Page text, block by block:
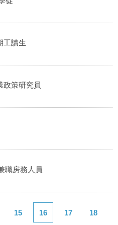
工讀生
政策研究員
職房務人員
15 16 17 18